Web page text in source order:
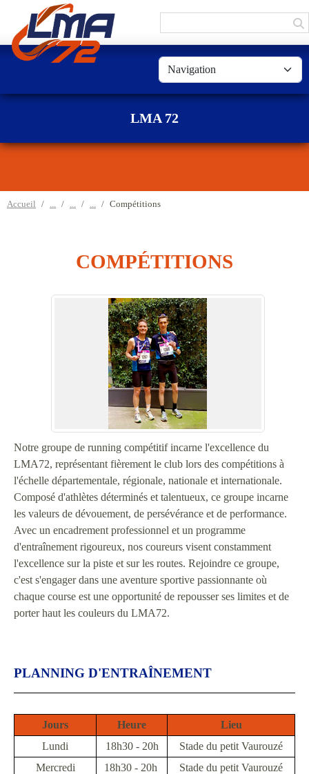
LMA 72
Accueil Compétitions
COMPÉTITIONS
Notre groupe de running compétitif incarne l'excellence du
LMA72, représentant fièrement le club lors des compétitions à
l'échelle départementale, régionale, nationale et internationale.
Composé d'athlètes déterminés et talentueux, ce groupe incarne
les valeurs de dévouement, de persévérance et de performance.
Avec un encadrement professionnel et un programme
d'entraînement rigoureux, nos coureurs visent constamment
l'excellence sur la piste et sur les routes. Rejoindre ce groupe,
c'est s'engager dans une aventure sportive passionnante où
chaque course est une opportunité de repousser ses limites et de
porter haut les couleurs du LMA72.
PLANNING D'ENTRAÎNEMENT
Jours Heure
Lieu
Lundi
18h30 - 20h
Stade du petit Vaurouzé
Mercredi
18h30 - 20h
Stade du petit Vaurouzé
Panneau de gestion des cookies